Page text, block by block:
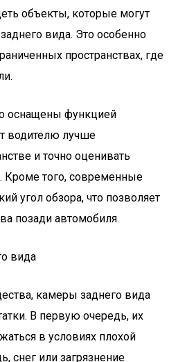
объекты, которые могут
вида. Это особенно
пространствах, где
оснащены функцией
водителю лучше
и точно оценивать
Кроме того, современные
угол обзора, что позволяет
позади автомобиля.
вида
камеры заднего вида
В первую очередь, их
в условиях плохой
снег или загрязнение